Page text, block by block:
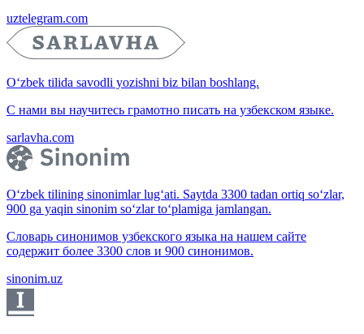
uztelegram.com
O‘zbek tilida savodli yozishni biz bilan boshlang.
С нами вы научитесь грамотно писать на узбекском языке.
sarlavha.com
O‘zbek tilining sinonimlar lug‘ati. Saytda 3300 tadan ortiq so‘zlar,
900 ga yaqin sinonim so‘zlar to‘plamiga jamlangan.
Словарь синонимов узбекского языка на нашем сайте
содержит более 3300 слов и 900 синонимов.
sinonim.uz